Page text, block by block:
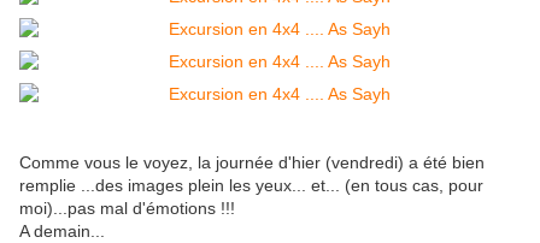
Comme vous le voyez, la journée d'hier (vendredi) a été bien
remplie ...des images plein les yeux... et... (en tous cas, pour
moi)...pas mal d'émotions !!!
A demain...